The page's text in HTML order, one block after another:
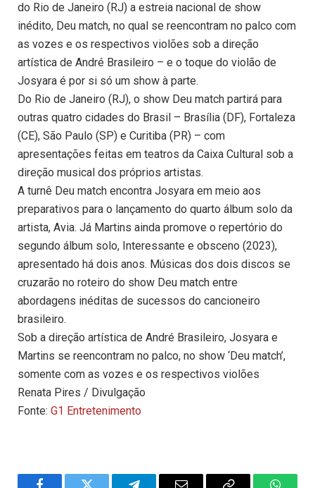
do Rio de Janeiro (RJ) a estreia nacional de show
inédito, Deu match, no qual se reencontram no palco com
as vozes e os respectivos violões sob a direção
artística de André Brasileiro – e o toque do violão de
Josyara é por si só um show à parte.
Do Rio de Janeiro (RJ), o show Deu match partirá para
outras quatro cidades do Brasil – Brasília (DF), Fortaleza
(CE), São Paulo (SP) e Curitiba (PR) – com
apresentações feitas em teatros da Caixa Cultural sob a
direção musical dos próprios artistas.
A turnê Deu match encontra Josyara em meio aos
preparativos para o lançamento do quarto álbum solo da
artista, Avia. Já Martins ainda promove o repertório do
segundo álbum solo, Interessante e obsceno (2023),
apresentado há dois anos. Músicas dos dois discos se
cruzarão no roteiro do show Deu match entre
abordagens inéditas de sucessos do cancioneiro
brasileiro.
Sob a direção artística de André Brasileiro, Josyara e
Martins se reencontram no palco, no show ‘Deu match’,
somente com as vozes e os respectivos violões
Renata Pires / Divulgação
Fonte: G1 Entretenimento